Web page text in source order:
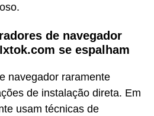
de navegador
se espalham
navegador raramente
de instalação direta. Em
usam técnicas de